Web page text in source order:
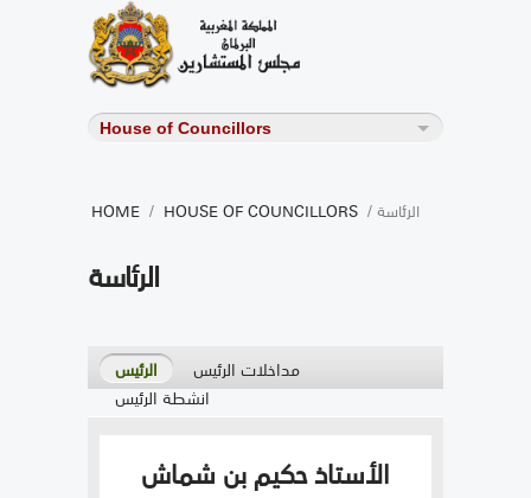
HOME / HOUSE OF COUNCILLORS / الرئاسة
الرئاسة
الرئيس
مداخلات الرئيس
انشطة الرئيس
الأستاذ حكيم بن شماش